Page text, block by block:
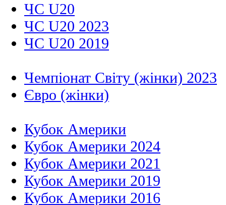
ЧС U20
ЧС U20 2023
ЧС U20 2019
Чемпіонат Світу (жінки) 2023
Євро (жінки)
Кубок Америки
Кубок Америки 2024
Кубок Америки 2021
Кубок Америки 2019
Кубок Америки 2016